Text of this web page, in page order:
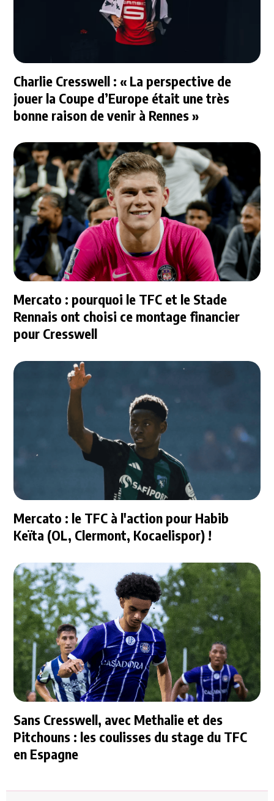
Charlie Cresswell : « La perspective de
jouer la Coupe d’Europe était une très
bonne raison de venir à Rennes »
Mercato : pourquoi le TFC et le Stade
Rennais ont choisi ce montage financier
pour Cresswell
Mercato : le TFC à l'action pour Habib
Keïta (OL, Clermont, Kocaelispor) !
Sans Cresswell, avec Methalie et des
Pitchouns : les coulisses du stage du TFC
en Espagne